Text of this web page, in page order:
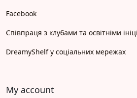
Facebook
Співпраця з клубами та освітніми
DreamyShelf у соціальних мережах
My account